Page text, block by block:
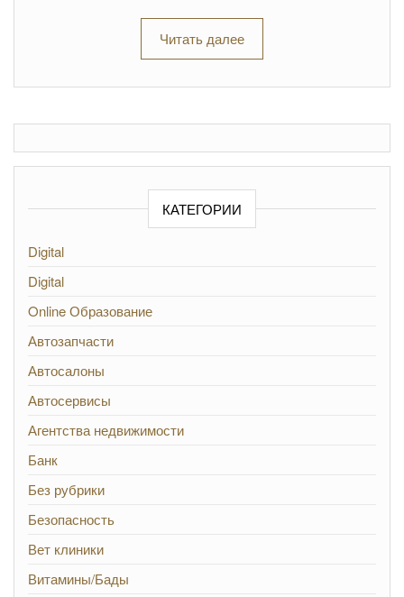
Читать далее
КАТЕГОРИИ
Digital
Digital
Online Образование
Автозапчасти
Автосалоны
Автосервисы
Агентства недвижимости
Банк
Без рубрики
Безопасность
Вет клиники
Витамины/Бады